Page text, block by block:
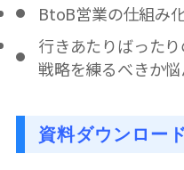
BtoB営業の仕組み
行きあたりばった
戦略を練るべきか
資料ダウンロー